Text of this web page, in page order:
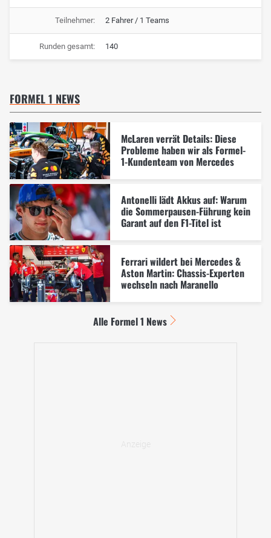
Teilnehmer: 2 Fahrer / 1 Teams
Runden gesamt: 140
FORMEL 1 NEWS
McLaren verrät Details: Diese
Probleme haben wir als Formel-
1-Kundenteam von Mercedes
Antonelli lädt Akkus auf: Warum
die Sommerpausen-Führung kein
Garant auf den F1-Titel ist
Ferrari wildert bei Mercedes &
Aston Martin: Chassis-Experten
wechseln nach Maranello
Alle Formel 1 News